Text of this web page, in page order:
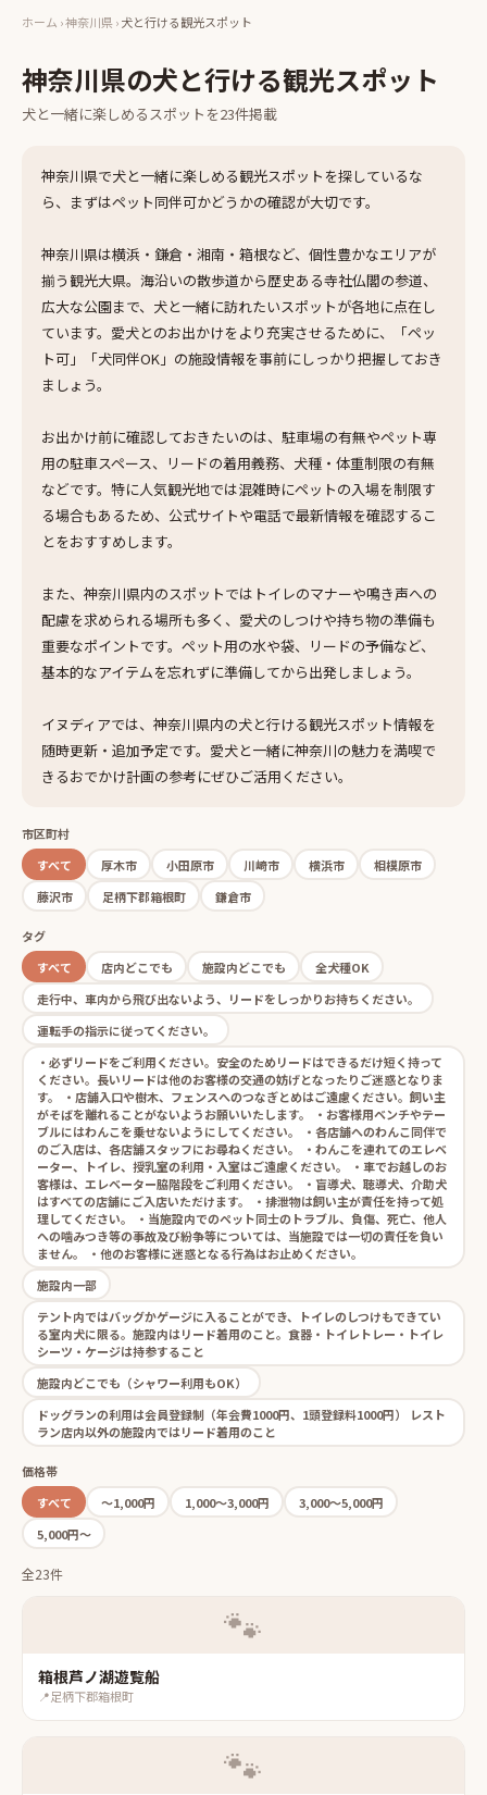
ホーム ›神奈川県›犬と行ける観光スポット
神奈川県の犬と行ける観光スポット
犬と一緒に楽しめるスポット を23件掲載
神奈川県で犬と一緒に楽しめる観光スポットを探しているな
ら、まずはペット同伴可かどうかの確認が大切です。
神奈川県は横浜・鎌倉・湘南・箱根など、個性豊かなエリアが
揃う観光大県。海沿いの散歩道から歴史ある寺社仏閣の参道、
広大な公園まで、犬と一緒に訪れたいスポットが各地に点在し
ています。愛犬とのお出かけをより充実させるために、「ペッ
ト可」「犬同伴OK」の施設情報を事前にしっかり把握しておき
ましょう。
お出かけ前に確認しておきたいのは、駐車場の有無やペット専
用の駐車スペース、リードの着用義務、犬種・体重制限の有無
などです。特に人気観光地では混雑時にペットの入場を制限す
る場合もあるため、公式サイトや電話で最新情報を確認するこ
とをおすすめします。
また、神奈川県内のスポットではトイレのマナーや鳴き声への
配慮を求められる場所も多く、愛犬のしつけや持ち物の準備も
重要なポイントです。ペット用の水や袋、リードの予備など、
基本的なアイテムを忘れずに準備してから出発しましょう。
イヌディアでは、神奈川県内の犬と行ける観光スポット情報を
随時更新・追加予定です。愛犬と一緒に神奈川の魅力を満喫で
きるおでかけ計画の参考にぜひご活用ください。
市区町村
すべて
厚木市 小田原市 川崎市 横浜市
相模原市
藤沢市
足柄下郡箱根町 鎌倉市
タグ
すべて
店内どこでも 施設内どこでも
全犬種OK
走行中、車内から飛び出ないよう、リードをしっかりお持ちください。
運転手の指示に従ってください。
・必ずリードをご利用ください。安全のためリードはできるだけ短く持って
ください。長いリードは他のお客様の交通の妨げとなったりご迷惑となりま
す。 ・店舗入口や樹木、フェンスへのつなぎとめはご遠慮ください。飼い主
がそばを離れることがないようお願いいたします。 ・お客様用ベンチやテー
ブルにはわんこを乗せないようにしてください。 ・各店舗へのわんこ同伴で
のご入店は、各店舗スタッフにお尋ねください。 ・わんこを連れてのエレベ
ーター、トイレ、授乳室の利用・入室はご遠慮ください。 ・車でお越しのお
客様は、エレベーター脇階段をご利用ください。 ・盲導犬、聴導犬、介助犬
はすべての店舗にご入店いただけます。 ・排泄物は飼い主が責任を持って処
理してください。 ・当施設内でのペット同士のトラブル、負傷、死亡、他人
への噛みつき等の事故及び紛争等については、当施設では一切の責任を負い
ません。 ・他のお客様に迷惑となる行為はお止めください。
施設内一部
テント内ではバッグかゲージに入ることができ、トイレのしつけもできてい
る室内犬に限る。施設内はリード着用のこと。食器・トイレトレー・トイレ
シーツ・ケージは持参すること
施設内どこでも（シャワー利用もOK）
ドッグランの利用は会員登録制（年会費1000円、1頭登録料1000円） レスト
ラン店内以外の施設内ではリード着用のこと
価格帯
すべて
〜1,000円 1,000〜3,000円
3,000〜5,000円
5,000円〜
全23件
🐾
箱根芦ノ湖遊覧船
📍足柄下郡箱根町
🐾